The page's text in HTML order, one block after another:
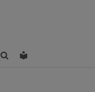
FindenLeichte Sprache